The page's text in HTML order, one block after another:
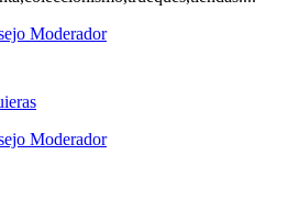
Moderador
Moderador